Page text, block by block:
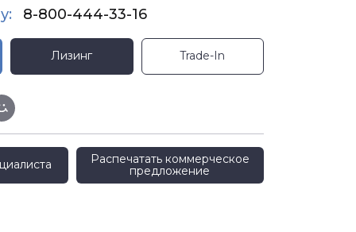
8-800-444-33-16
Лизинг Trade-In
Распечатать коммерческое
предложение